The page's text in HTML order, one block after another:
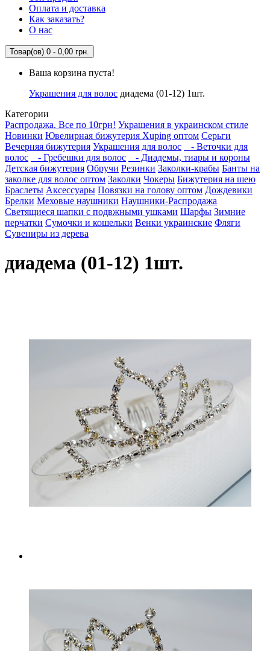
Оплата и доставка
Как заказать?
О нас
Товар(ов) 0 - 0,00 грн.
Ваша корзина пуста!
Украшения для волос диадема (01-12) 1шт.
Категории
Распродажа. Все по 10грн! Украшения в украинском стиле
Новинки Ювелирная бижутерия Xuping оптом Серьги
Вечерняя бижутерия Украшения для волос
- Веточки для
волос
- Гребешки для волос
- Диадемы, тиары и короны
Детская бижутерия Обручи Резинки Заколки-крабы Банты на
заколке для волос оптом Заколки Чокеры Бижутерия на шею
Браслеты Аксессуары Повязки на голову оптом Дождевики
Брелки Меховые наушники Наушники-Распродажа
Светящиеся шапки с подвжными ушками Шарфы Зимние
перчатки Сумочки и кошельки Венки украинские Фляги
Сувениры из дерева
диадема (01-12) 1шт.